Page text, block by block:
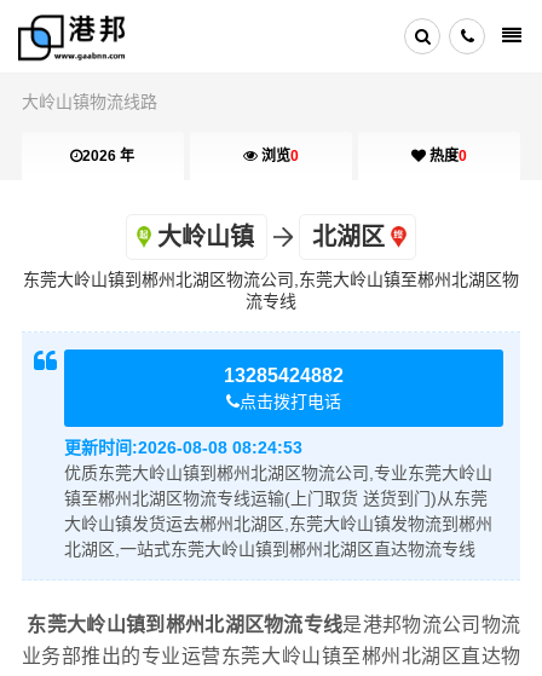
大岭山镇物流线路
2026 年 浏览0 热度0
大岭山镇 北湖区
东莞大岭山镇到郴州北湖区物流公司,东莞大岭山镇至郴州北湖区物
流专线
13285424882
点击拨打电话
更新时间:2026-08-08 08:24:53
优质东莞大岭山镇到郴州北湖区物流公司,专业东莞大岭山
镇至郴州北湖区物流专线运输(上门取货 送货到门)从东莞
大岭山镇发货运去郴州北湖区,东莞大岭山镇发物流到郴州
北湖区,一站式东莞大岭山镇到郴州北湖区直达物流专线
东莞大岭山镇到郴州北湖区物流专线是港邦物流公司物流
业务部推出的专业运营东莞大岭山镇至郴州北湖区直达物